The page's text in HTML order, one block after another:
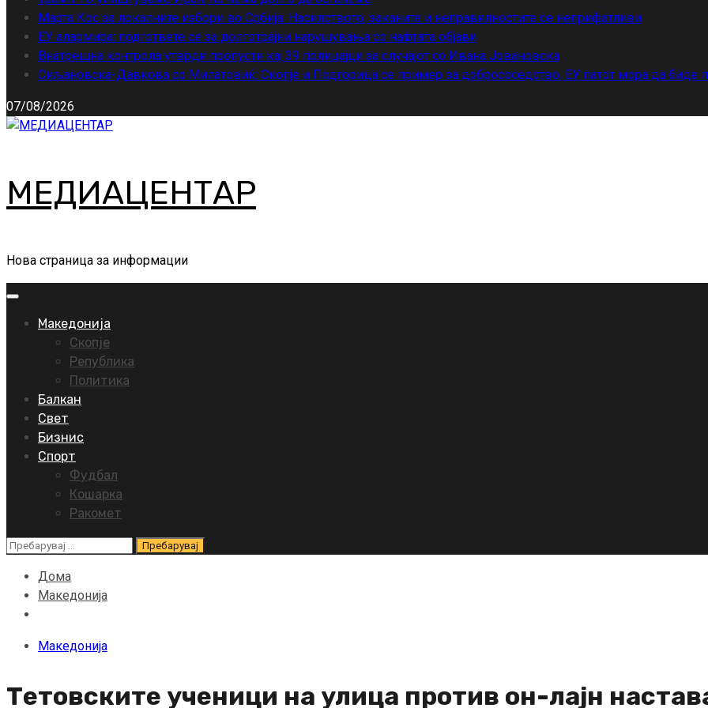
Марта Кос за локалните избори во Србија: Насилството, заканите и неправилностите се неприфатливи
ЕУ алармира: подгответе се за долготрајни нарушувања со нафтата објави
Внатрешна контрола утврди пропусти кај 39 полицајци за случајот со Ивана Јовановска
Сиљановска-Давкова со Милатовиќ: Скопје и Подгорица се пример за добрососедство, ЕУ патот мора да биде
07/08/2026
МЕДИАЦЕНТАР
Нова страница за информации
Primary
Македонија
Скопје
Република
Политика
Балкан
Свет
Бизнис
Спорт
Фудбал
Кошарка
Ракомет
Пребарувај
Дома
Македонија
Македонија
Тетовските ученици на улица против он-лајн